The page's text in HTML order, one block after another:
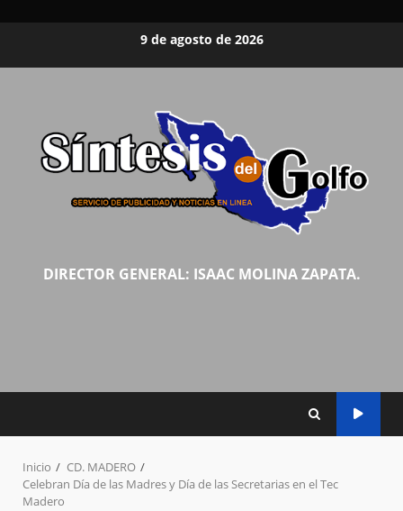
9 de agosto de 2026
DIRECTOR GENERAL: ISAAC MOLINA ZAPATA.
Inicio
CD. MADERO
Celebran Día de las Madres y Día de las Secretarias en el Tec
Madero